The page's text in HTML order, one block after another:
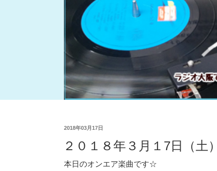
2018年03月17日
２０１８年３月１7日（土
本日のオンエア楽曲です☆